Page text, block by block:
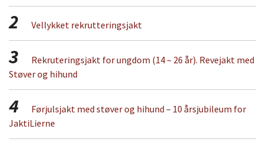
2 Vellykket rekrutteringsjakt
3
Rekruteringsjakt for ungdom (14 – 26 år). Revejakt med
Støver og hihund
4
Førjulsjakt med støver og hihund – 10 årsjubileum for
JaktiLierne